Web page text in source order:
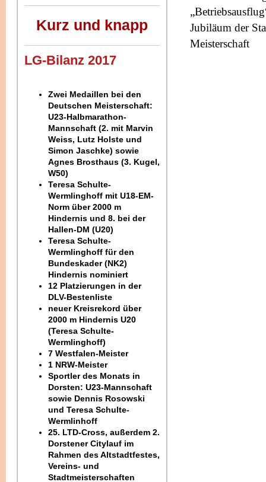
Kurz und knapp
LG-Bilanz 2017
Zwei Medaillen bei den
Deutschen Meisterschaft:
U23-Halbmarathon-
Mannschaft (2. mit Marvin
Weiss, Lutz Holste und
Simon Jaschke) sowie
Agnes Brosthaus (3. Kugel,
W50)
Teresa Schulte-
Wermlinghoff mit U18-EM-
Norm über 2000 m
Hindernis und 8. bei der
Hallen-DM (U20)
Teresa Schulte-
Wermlinghoff für den
Bundeskader (NK2)
Hindernis nominiert
12 Platzierungen in der
DLV-Bestenliste
neuer Kreisrekord über
2000 m Hindernis U20
(Teresa Schulte-
Wermlinghoff)
7 Westfalen-Meister
1 NRW-Meister
Sportler des Monats in
Dorsten: U23-Mannschaft
sowie Dennis Rosowski
und Teresa Schulte-
Wermlinhoff
25. LTD-Cross, außerdem 2.
Dorstener Citylauf im
Rahmen des Altstadtfestes,
Vereins- und
Stadtmeisterschaften
Jubiläum der
Meisterschaft